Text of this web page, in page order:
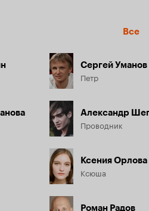
Все
Сергей Уманов
Петр
Александр
Проводник
Ксения Орлова
Ксюша
Роман Радов